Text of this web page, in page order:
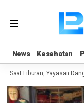
News Kesehatan
News Kesehatan
Saat Liburan, Yayasan